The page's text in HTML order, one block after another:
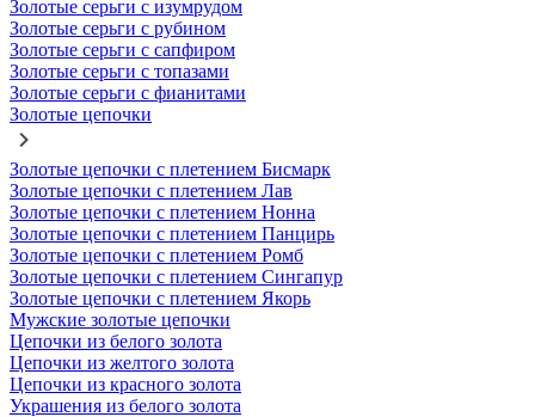
Золотые серьги с изумрудом
Золотые серьги с рубином
Золотые серьги с сапфиром
Золотые серьги с топазами
Золотые серьги с фианитами
Золотые цепочки
Золотые цепочки с плетением Бисмарк
Золотые цепочки с плетением Лав
Золотые цепочки с плетением Нонна
Золотые цепочки с плетением Панцирь
Золотые цепочки с плетением Ромб
Золотые цепочки с плетением Сингапур
Золотые цепочки с плетением Якорь
Мужские золотые цепочки
Цепочки из белого золота
Цепочки из желтого золота
Цепочки из красного золота
Украшения из белого золота